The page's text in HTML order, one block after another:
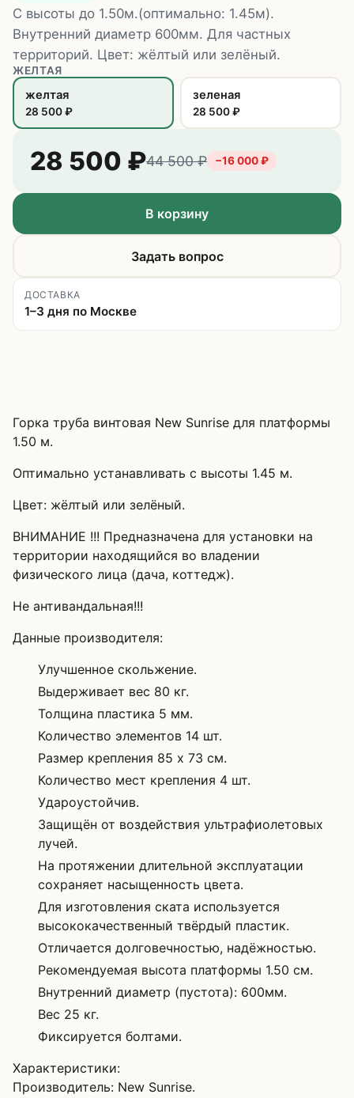
С высоты до 1.50м.(оптимально: 1.45м).
Внутренний диаметр 600мм. Для частных
территорий. Цвет: жёлтый или зелёный.
ЖЕЛТАЯ
желтая
28 500₽
зеленая
28 500₽
28 500 ₽44 500₽ −16 000₽
В корзину
Задать вопрос
ДОСТАВКА
1–3 дня по Москве
Горка труба винтовая New Sunrise для платформы
1.50 м.
Оптимально устанавливать с высоты 1.45 м.
Цвет: жёлтый или зелёный.
ВНИМАНИЕ !!! Предназначена для установки на
территории находящийся во владении
физического лица (дача, коттедж).
Не антивандальная!!!
Данные производителя:
Улучшенное скольжение.
Выдерживает вес 80 кг.
Толщина пластика 5 мм.
Количество элементов 14 шт.
Размер крепления 85 x 73 см.
Количество мест крепления 4 шт.
Удароустойчив.
Защищён от воздействия ультрафиолетовых
лучей.
На протяжении длительной эксплуатации
сохраняет насыщенность цвета.
Для изготовления ската используется
высококачественный твёрдый пластик.
Отличается долговечностью, надёжностью.
Рекомендуемая высота платформы 1.50 см.
Внутренний диаметр (пустота): 600мм.
Вес 25 кг.
Фиксируется болтами.
Характеристики:
Производитель: New Sunrise.